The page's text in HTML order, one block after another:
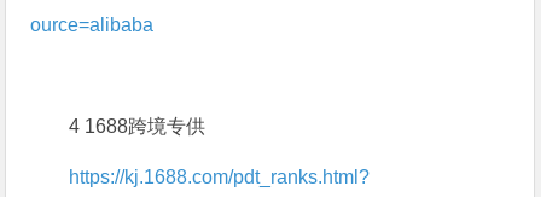
ource=alibaba
4 1688跨境专供
https://kj.1688.com/pdt_ranks.html?